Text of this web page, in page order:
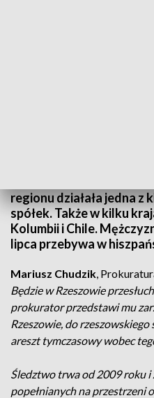
regionu działała jedna z
spółek. Także w kilku
Kolumbii i Chile.
lipca przebywa w
Mariusz Chudzik,
Będzie w Rzeszowie
prokurator przedstawi mu
Rzeszowie, do
areszt tymczasowy wobec
Śledztwo trwa od 2009 roku
popełnianych na przestrzeni